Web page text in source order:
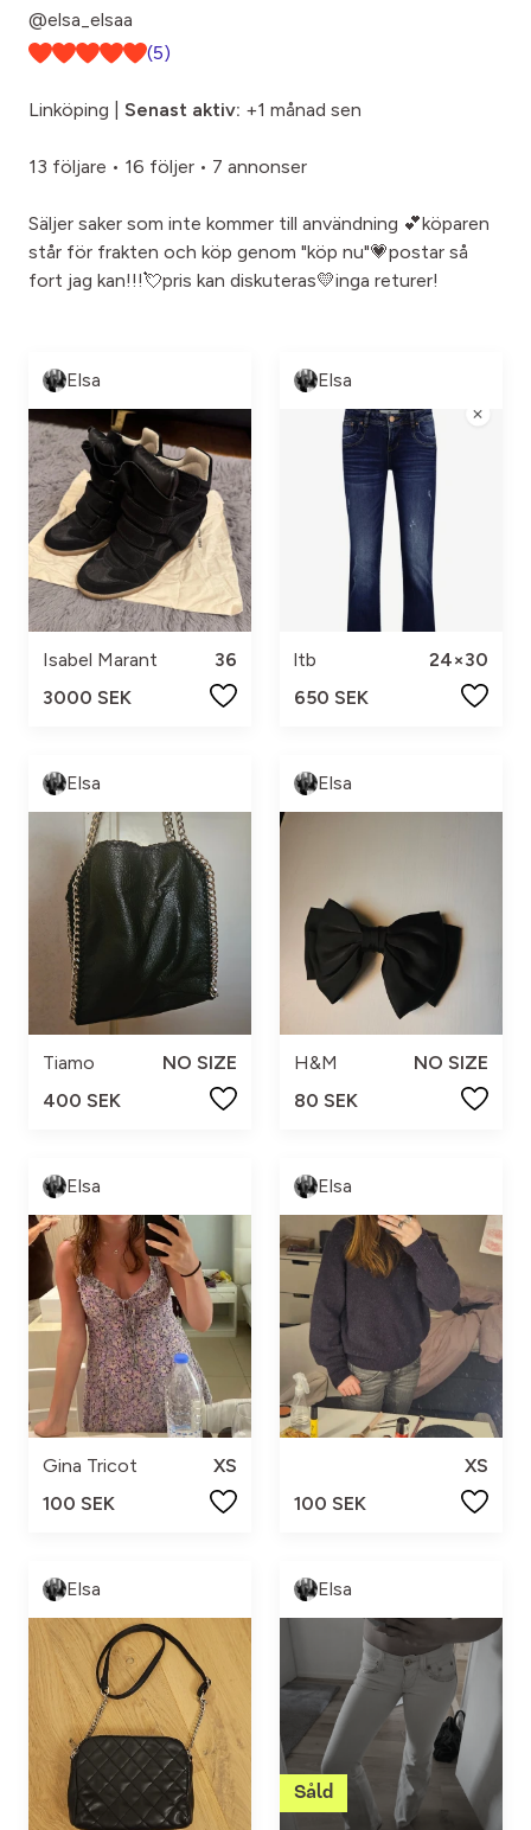
@elsa_elsaa
(5)
Linköping | Senast aktiv: +1 månad sen
13 följare • 16 följer • 7 annonser
Säljer saker som inte kommer till användning 💕köparen
står för frakten och köp genom "köp nu"💗postar så
fort jag kan!!!💘pris kan diskuteras💛inga returer!
Elsa
Isabel Marant
36
3000 SEK
Elsa
ltb
24×30
650 SEK
Elsa
Tiamo
NO SIZE
400 SEK
Elsa
H&M
NO SIZE
80 SEK
Elsa
Gina Tricot
XS
100 SEK
Elsa
XS
100 SEK
Elsa Elsa